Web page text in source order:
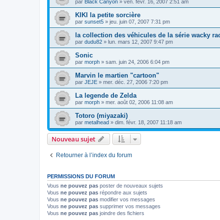
par Black Canyon » ven. févr. 16, 2007 2:51 am
KIKI la petite sorcière
par sunset5 » jeu. juin 07, 2007 7:31 pm
la collection des véhicules de la série wacky
par dudu82 » lun. mars 12, 2007 9:47 pm
Sonic
par morph » sam. juin 24, 2006 6:04 pm
Marvin le martien "cartoon"
par JEJE » mer. déc. 27, 2006 7:20 pm
La legende de Zelda
par morph » mer. août 02, 2006 11:08 am
Totoro (miyazaki)
par metalhead » dim. févr. 18, 2007 11:18 am
Nouveau sujet
Retourner à l’index du forum
PERMISSIONS DU FORUM
Vous ne pouvez pas poster de nouveaux sujets
Vous ne pouvez pas répondre aux sujets
Vous ne pouvez pas modifier vos messages
Vous ne pouvez pas supprimer vos messages
Vous ne pouvez pas joindre des fichiers